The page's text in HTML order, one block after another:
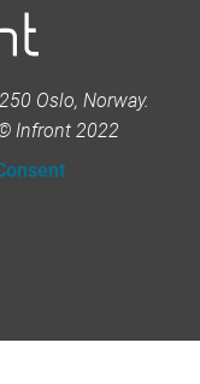
Oslo, Norway.
Infront 2022